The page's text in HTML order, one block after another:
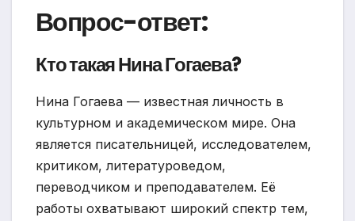
Вопрос-ответ:
Кто такая Нина Гогаева?
Нина Гогаева — известная личность в
культурном и академическом мире. Она
является писательницей, исследователем,
критиком, литературоведом,
переводчиком и преподавателем. Её
работы охватывают широкий спектр тем,